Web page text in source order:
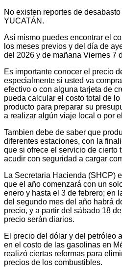
No existen reportes de
YUCATÁN.
Así mismo puedes encontrar el
los meses previos y del día de
del 2026 y de mañana Viernes 7
Es importante conocer el precio
especialmente si usted va
efectivo o con alguna tarjeta de
pueda calcular el costo total de
producto para preparar su
a realizar algún viaje local o por
Tambien debe de saber que
diferentes estaciones, con la
que si ofrece el servicio de cierto
acudir con seguridad a cargar
La Secretaria Hacienda (SHCP)
que el año comenzará con un
enero y hasta el 3 de febrero; en
del segundo mes del año habrá
precio, y a partir del sábado 18
precio serán diarios.
El precio del dólar y del petróleo
en el costo de las gasolinas en
realizó ciertas reformas para
precios de los combustibles.